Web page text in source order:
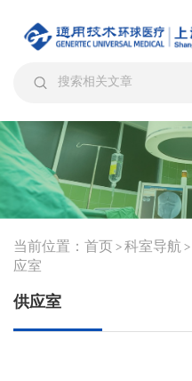
当前位置： 首页 > 科室导航 >
应室
供应室